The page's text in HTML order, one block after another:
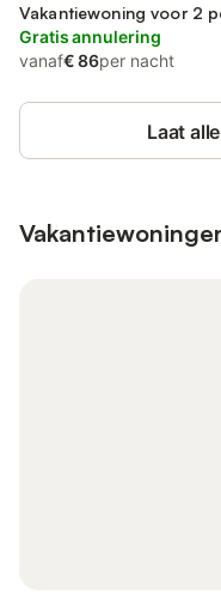
Vakantiewoning voor 2
Gratis annulering
vanaf€ 86per nacht
Laat